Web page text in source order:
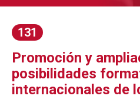
131
Promoción y
posibilidades
internacionales de